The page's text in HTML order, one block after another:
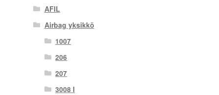
AFIL
Airbag yksikkö
1007
206
207
3008 I